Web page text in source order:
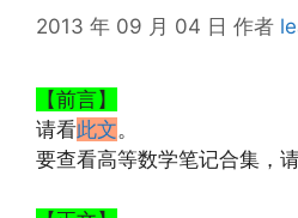
2013 年 09 月 04 日 作者
【前言】
请看此文。
要查看高等数学笔记合集，